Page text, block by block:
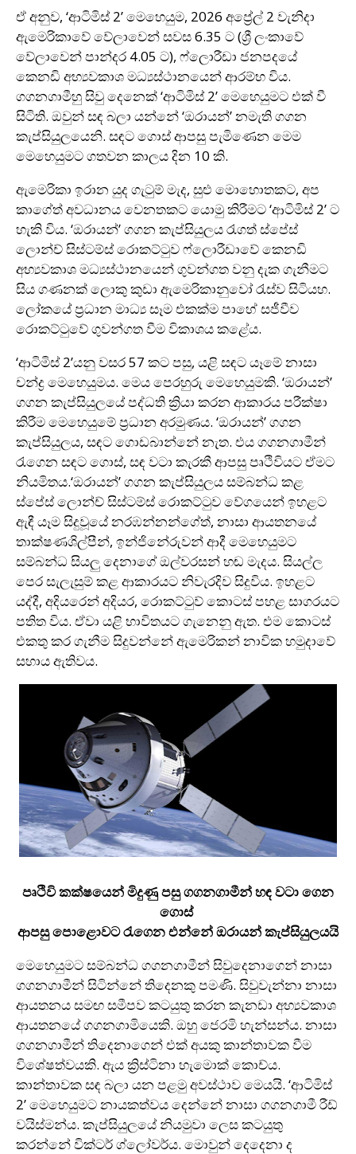
ඒ අනුව, ‘ආටිමිස් 2’ මෙහෙයුම, 2026 අප්‍රේල් 2 වැනිදා
ඇමෙරිකාවේ වේලාවෙන් සවස 6.35 ට (ශ්‍රී ලංකාවේ
වේලාවෙන් පාන්දර 4.05 ට), ෆ්ලොරීඩා ජනපදයේ
කෙනඩි අභ්‍යවකාශ මධ්‍යස්ථානයෙන් ආරම්භ විය.
ගගනගාමීහු සිවු දෙනෙක් ‘ආටිමිස් 2’ මෙහෙයුමට එක් වී
සිටිති. ඔවුන් සඳ බලා යන්නේ ‘ඔරායන්’ නමැති ගගන
කැප්සියුලයෙනි. සඳට ගොස් ආපසු පැමිණෙන මෙම
මෙහෙයුමට ගතවන කාලය දින 10 කි.
ඇමෙරිකා ඉරාන යුද ගැටුම් මැද, සුළු මොහොතකට, අප
කාගේත් අවධානය වෙනතකට යොමු කිරීමට ‘ආටිමිස් 2’ ට
හැකි විය. ‘ඔරායන්’ ගගන කැප්සියුලය රැගත් ස්පේස්
ලොන්ච් සිස්ටම්ස් රොකට්ටුව ෆ්ලොරීඩාවේ කෙනඩි
අභ්‍යවකාශ මධ්‍යස්ථානයෙන් ගුවන්ගත වනු දැක ගැනීමට
සිය ගණනක් ලොකු කුඩා ඇමෙරිකානුවෝ රැස්ව සිටියහ.
ලෝකයේ ප්‍රධාන මාධ්‍ය සෑම එකක්ම පාහේ සජීවීව
රොකට්ටුවේ ගුවන්ගත වීම විකාශය කළේය.
‘ආටිමිස් 2’යනු වසර 57 කට පසු, යළි සඳට යෑමේ නාසා
චන්ද්‍ර මෙහෙයුමය. මෙය පෙරහුරු මෙහෙයුමකි. ‘ඔරායන්’
ගගන කැප්සියුලයේ පද්ධති ක්‍රියා කරන ආකාරය පරීක්ෂා
කිරීම මෙහෙයුමේ ප්‍රධාන අරමුණය. ‘ඔරායන්’ ගගන
කැප්සියුලය, සඳට ගොඩබාන්නේ නැත. එය ගගනගාමීන්
රැගෙන සඳට ගොස්, සඳ වටා කැරකී ආපසු පෘථිවියට ඒමට
නියමිතය.‘ඔරායන්’ ගගන කැප්සියුලය සම්බන්ධ කළ
ස්පේස් ලොන්ච් සිස්ටම්ස් රොකට්ටුව වේගයෙන් ඉහළට
ඇඳී යෑම සිදුවූයේ නරඹන්නන්ගේත්, නාසා ආයතනයේ
තාක්ෂණශිල්පීන්, ඉන්ජිනේරුවන් ආදී මෙහෙයුමට
සම්බන්ධ සියලු දෙනාගේ ඔල්වරසන් හඬ මැදය. සියල්ල
පෙර සැලැසුම් කළ ආකාරයට නිවැරදිව සිදුවිය. ඉහළට
යද්දී, අදියරෙන් අදියර, රොකට්ටුව් කොටස් පහළ සාගරයට
පතිත විය‍. ඒවා යළි භාවිතයට ගැනෙනු ඇත. එම කොටස්
එකතු කර ගැනීම සිදුවන්නේ ඇමෙරිකන් නාවික හමුදාවේ
සහාය ඇතිවය.
පෘථිවි කක්ෂයෙන් මිදුණු පසු ගගනගාමීන් හඳ වටා ගෙන
ගොස්
ආපසු පොළොවට රැගෙන එන්නේ ඔරායන් කැප්සියුලයයි
මෙහෙයුමට සම්බන්ධ ගගනගාමීන් සිවුදෙනාගෙන් නාසා
ගගනගාමීන් සිටින්නේ තිදෙනකු පමණි. සිවුවැන්නා නාසා
ආයතනය සමඟ සමීපව කටයුතු කරන කැනඩා අභ්‍යවකාශ
ආයතනයේ ගගනගාමියෙකි. ඔහු ජෙරමි හැන්සන්ය. නාසා
ගගනගාමීන් තිදෙනාගෙන් එක් අයකු කාන්තාවක වීම
විශේෂත්වයකි. ඇය ක්‍රිස්ටිනා හැමොක් කොච්ය.
කාන්තාවක සඳ බලා යන පළමු අවස්ථාව මෙයයි. ‘ආටිමිස්
2’ මෙහෙයුමට නායකත්වය දෙන්නේ නාසා ගගනගාමී රීඩ්
වයිස්මන්ය. කැප්සියුලයේ නියමුවා ලෙස කටයුතු
කරන්නේ වික්ටර් ග්ලෝවර්ය. මොවුන් දෙදෙනා ද